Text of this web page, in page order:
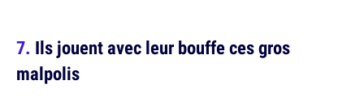
Ils jouent avec leur bouffe ces gros
malpolis